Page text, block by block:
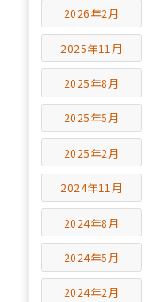
2026年2月
2025年11月
2025年8月
2025年5月
2025年2月
2024年11月
2024年8月
2024年5月
2024年2月